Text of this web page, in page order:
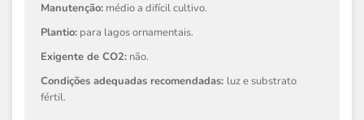
Manutenção: médio a difícil cultivo.
Plantio: para lagos ornamentais.
Exigente de CO2: não.
Condições adequadas recomendadas: luz e substrato
fértil.